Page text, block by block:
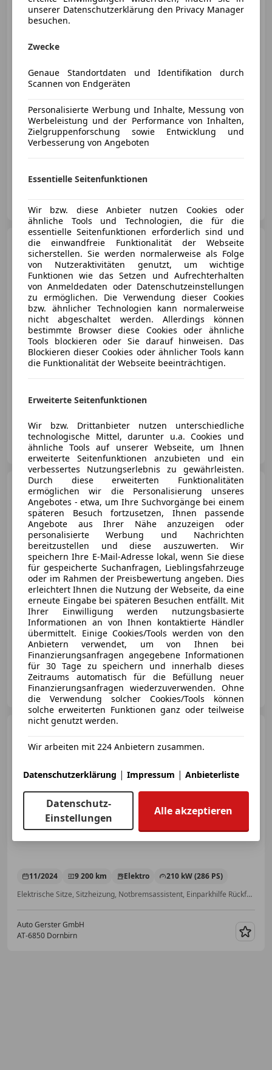
Hybrid Titanium Aut.
- (Erstzulassung) 0 km
Elektro/Benzin
92 kW (125 PS)
AT-6850 Dornbirn
Ford Puma1,0 EcoBoost
Hybrid ST-Line
€ 23 490 1
Auto Gerster GmbH
AT-6850 Dornbirn
Ford Mustang Mach-E
Mustang Mach E AWD
€ 37 941 1
08/2021 66 000 km Elektro
273 kW (371 PS)
Auto Gerster GmbH
AT-6850 Dornbirn
11/2024 9 200 km Elektro
210 kW (286 PS)
Elektrische Sitze, Sitzheizung, Notbremsassistent, Einparkhilfe Rückfahrkamera, CD, Beifahrerairbag, Schlüssellose Zentralverriegelung, Touchscreen
Auto Gerster GmbH
AT-6850 Dornbirn
unserer Datenschutzerklärung den Privacy Manager
besuchen.
Zwecke
Genaue Standortdaten und Identifikation durch
Scannen von Endgeräten
Personalisierte Werbung und Inhalte, Messung von
Werbeleistung und der Performance von Inhalten,
Zielgruppenforschung sowie Entwicklung und
Verbesserung von Angeboten
Essentielle Seitenfunktionen
Wir bzw. diese Anbieter nutzen Cookies oder
ähnliche Tools und Technologien, die für die
essentielle Seitenfunktionen erforderlich sind und
die einwandfreie Funktionalität der Webseite
sicherstellen. Sie werden normalerweise als Folge
von Nutzeraktivitäten genutzt, um wichtige
Funktionen wie das Setzen und Aufrechterhalten
von Anmeldedaten oder Datenschutzeinstellungen
zu ermöglichen. Die Verwendung dieser Cookies
bzw. ähnlicher Technologien kann normalerweise
nicht abgeschaltet werden. Allerdings können
bestimmte Browser diese Cookies oder ähnliche
Tools blockieren oder Sie darauf hinweisen. Das
Blockieren dieser Cookies oder ähnlicher Tools kann
die Funktionalität der Webseite beeinträchtigen.
Erweiterte Seitenfunktionen
Wir bzw. Drittanbieter nutzen unterschiedliche
technologische Mittel, darunter u.a. Cookies und
ähnliche Tools auf unserer Webseite, um Ihnen
erweiterte Seitenfunktionen anzubieten und ein
verbessertes Nutzungserlebnis zu gewährleisten.
Durch diese erweiterten Funktionalitäten
ermöglichen wir die Personalisierung unseres
Angebotes - etwa, um Ihre Suchvorgänge bei einem
späteren Besuch fortzusetzen, Ihnen passende
Angebote aus Ihrer Nähe anzuzeigen oder
personalisierte Werbung und Nachrichten
bereitzustellen und diese auszuwerten. Wir
speichern Ihre E-Mail-Adresse lokal, wenn Sie diese
für gespeicherte Suchanfragen, Lieblingsfahrzeuge
oder im Rahmen der Preisbewertung angeben. Dies
erleichtert Ihnen die Nutzung der Webseite, da eine
erneute Eingabe bei späteren Besuchen entfällt. Mit
Ihrer Einwilligung werden nutzungsbasierte
Informationen an von Ihnen kontaktierte Händler
übermittelt. Einige Cookies/Tools werden von den
Anbietern verwendet, um von Ihnen bei
Finanzierungsanfragen angegebene Informationen
für 30 Tage zu speichern und innerhalb dieses
Zeitraums automatisch für die Befüllung neuer
Finanzierungsanfragen wiederzuverwenden. Ohne
die Verwendung solcher Cookies/Tools können
solche erweiterten Funktionen ganz oder teilweise
nicht genutzt werden.
Wir arbeiten mit 224 Anbietern zusammen.
Datenschutzerklärung | Impressum | Anbieterliste
Datenschutz-
Einstellungen
Alle akzeptieren